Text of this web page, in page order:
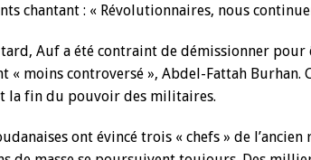
chantant : « Révolutionnaires, nous
Auf a été contraint de démissionner pour
« moins controversé », Abdel-Fattah Burhan.
la fin du pouvoir des militaires.
ont évincé trois « chefs » de